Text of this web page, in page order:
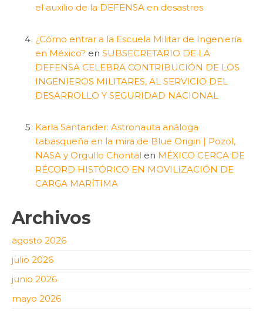
el auxilio de la DEFENSA en desastres
¿Cómo entrar a la Escuela Militar de Ingeniería
en México? en SUBSECRETARIO DE LA
DEFENSA CELEBRA CONTRIBUCIÓN DE LOS
INGENIEROS MILITARES, AL SERVICIO DEL
DESARROLLO Y SEGURIDAD NACIONAL
Karla Santander: Astronauta análoga
tabasqueña en la mira de Blue Origin | Pozol,
NASA y Orgullo Chontal en MÉXICO CERCA DE
RÉCORD HISTÓRICO EN MOVILIZACIÓN DE
CARGA MARÍTIMA
Archivos
agosto 2026
julio 2026
junio 2026
mayo 2026